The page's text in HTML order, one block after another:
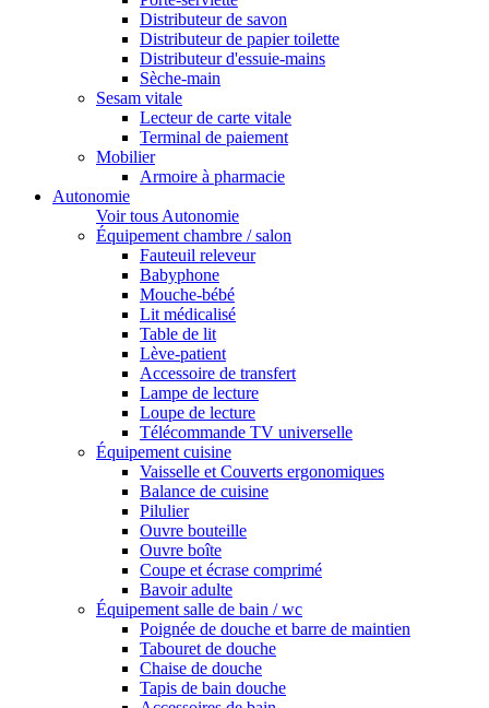
Distributeur de savon
Distributeur de papier toilette
Distributeur d'essuie-mains
Sèche-main
Sesam vitale
Lecteur de carte vitale
Terminal de paiement
Mobilier
Armoire à pharmacie
Autonomie
Voir tous Autonomie
Équipement chambre / salon
Fauteuil releveur
Babyphone
Mouche-bébé
Lit médicalisé
Table de lit
Lève-patient
Accessoire de transfert
Lampe de lecture
Loupe de lecture
Télécommande TV universelle
Équipement cuisine
Vaisselle et Couverts ergonomiques
Balance de cuisine
Pilulier
Ouvre bouteille
Ouvre boîte
Coupe et écrase comprimé
Bavoir adulte
Équipement salle de bain / wc
Poignée de douche et barre de maintien
Tabouret de douche
Chaise de douche
Tapis de bain douche